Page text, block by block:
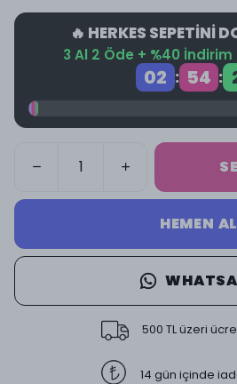
🔥 HERKES SEPETİNİ
3 Al 2 Öde + %40
02 : 54 :
HEMEN AL
500 TL üzeri
14 gün içinde